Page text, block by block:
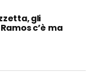
gli
c’è ma